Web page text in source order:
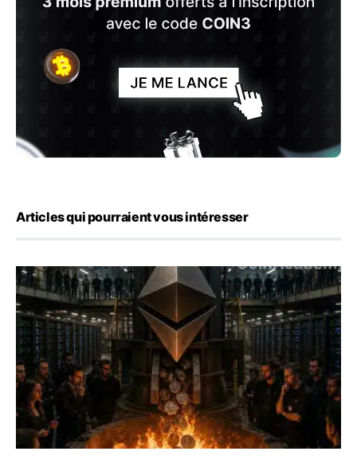
Articles qui pourraient vous intéresser
ETH : Ethereum veut brûler les récompenses des